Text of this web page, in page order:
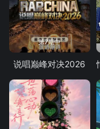
第7期中
说唱巅峰对决2026